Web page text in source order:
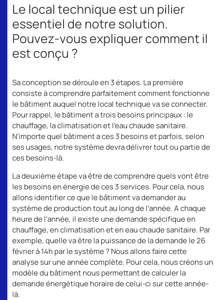
Le local technique est un pilier
essentiel de notre solution.
Pouvez-vous expliquer comment il
est conçu ?
Sa conception se déroule en 3 étapes. La première
consiste à comprendre parfaitement comment fonctionne
le bâtiment auquel notre local technique va se connecter.
Pour rappel, le bâtiment a trois besoins principaux : le
chauffage, la climatisation et l’eau chaude sanitaire.
N’importe quel bâtiment a ces 3 besoins et parfois, selon
ses usages, notre système devra délivrer tout ou partie de
ces besoins-là.
La deuxième étape va être de comprendre quels vont être
les besoins en énergie de ces 3 services. Pour cela, nous
allons identifier ce que le bâtiment va demander au
système de production tout au long de l’année. A chaque
heure de l’année, il existe une demande spécifique en
chauffage, en climatisation et en eau chaude sanitaire. Par
exemple, quelle va être la puissance de la demande le 26
février à 14h par le système ? Nous allons faire cette
analyse sur une année complète. Pour cela, nous créons un
modèle du bâtiment nous permettant de calculer la
demande énergétique horaire de celui-ci sur cette année-
là.